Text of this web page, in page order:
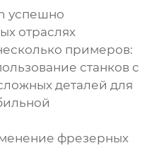
успешно
отраслях
примеров:
станков с
деталей для
фрезерных